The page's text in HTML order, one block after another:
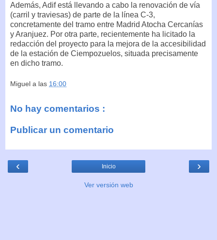
Además, Adif está llevando a cabo la renovación de vía
(carril y traviesas) de parte de la línea C-3,
concretamente del tramo entre Madrid Atocha Cercanías
y Aranjuez. Por otra parte, recientemente ha licitado la
redacción del proyecto para la mejora de la accesibilidad
de la estación de Ciempozuelos, situada precisamente
en dicho tramo.
Miguel a las 16:00
No hay comentarios :
Publicar un comentario
‹ ›
Inicio
Ver versión web